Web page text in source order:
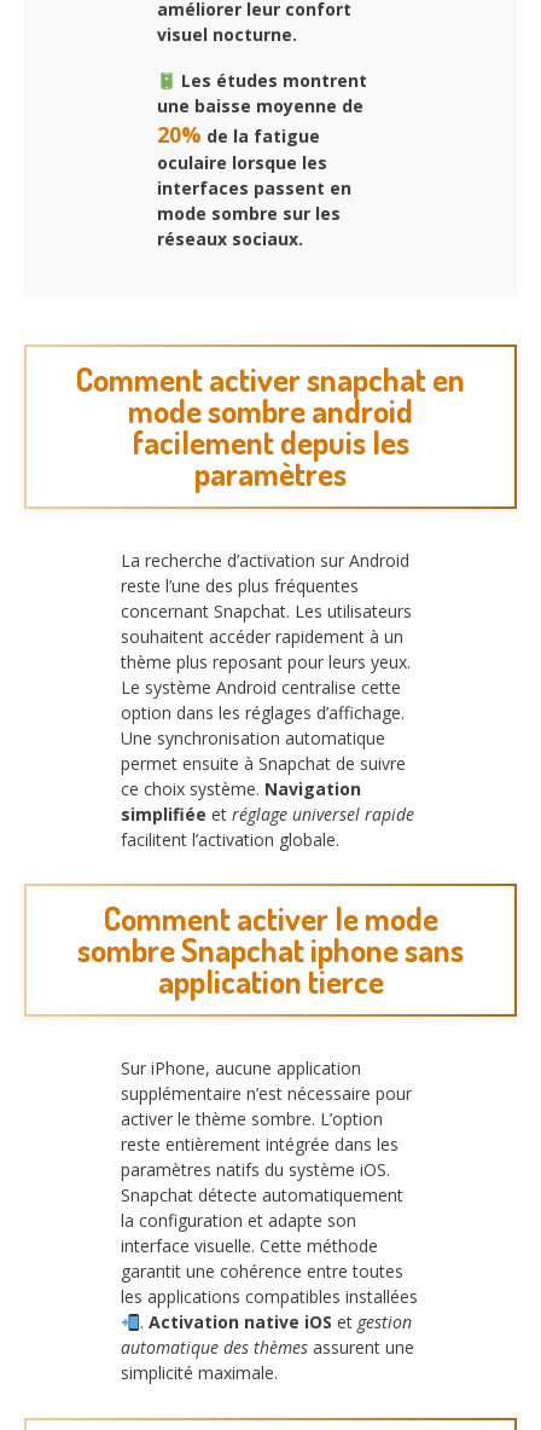
améliorer leur confort
visuel nocturne.
Les études montrent
une baisse moyenne de
20% de la fatigue
oculaire lorsque les
interfaces passent en
mode sombre sur les
réseaux sociaux.
Comment activer snapchat en
mode sombre android
facilement depuis les
paramètres
La recherche d’activation sur Android
reste l’une des plus fréquentes
concernant Snapchat. Les utilisateurs
souhaitent accéder rapidement à un
thème plus reposant pour leurs yeux.
Le système Android centralise cette
option dans les réglages d’affichage.
Une synchronisation automatique
permet ensuite à Snapchat de suivre
ce choix système. Navigation
simplifiée et réglage universel rapide
facilitent l’activation globale.
Comment activer le mode
sombre Snapchat iphone sans
application tierce
Sur iPhone, aucune application
supplémentaire n’est nécessaire pour
activer le thème sombre. L’option
reste entièrement intégrée dans les
paramètres natifs du système iOS.
Snapchat détecte automatiquement
la configuration et adapte son
interface visuelle. Cette méthode
garantit une cohérence entre toutes
les applications compatibles installées
. Activation native iOS et gestion
automatique des thèmes assurent une
simplicité maximale.